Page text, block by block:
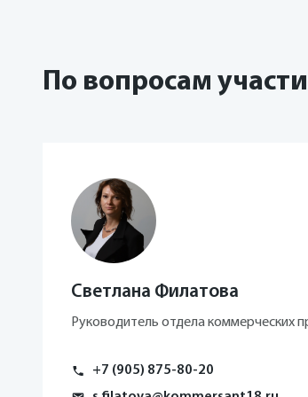
застройку
участок в
которым не
проще
По вопросам
Светлана Филатова
Руководитель отдела коммерческих
+7 (905) 875-80-20